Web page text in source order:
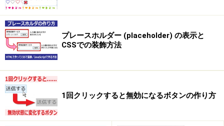
ですから、TABLEで１ページ全体を囲んでしまうと、中
身の分量によっては、表示が非常に遅くなってしまいま
す。
細かく分割
だからといって、TABLEの使用をやめろと言うわけでは
ありません。 解決法は簡単で、複数のTABLEに分割すれ
ば良いのです。
プレースホルダー (placeholder) の表示と
CSSでの装飾方法
1回クリックすると無効になるボタンの作り方